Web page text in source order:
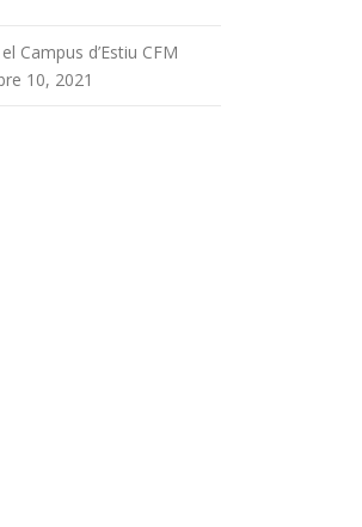
Campus d’Estiu CFM
10, 2021